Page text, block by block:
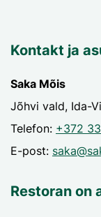
Kontakt ja
Saka Mõis
Jõhvi vald, Ida-
Telefon: +372
E-post:
Restoran on